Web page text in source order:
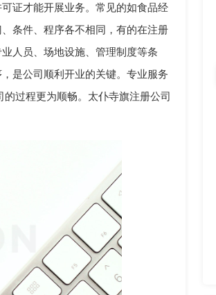
证才能开展业务。常见的如食品经
条件、程序各不相同，有的在注册
人员、场地设施、管理制度等条
是公司顺利开业的关键。专业服务
过程更为顺畅。太仆寺旗注册公司